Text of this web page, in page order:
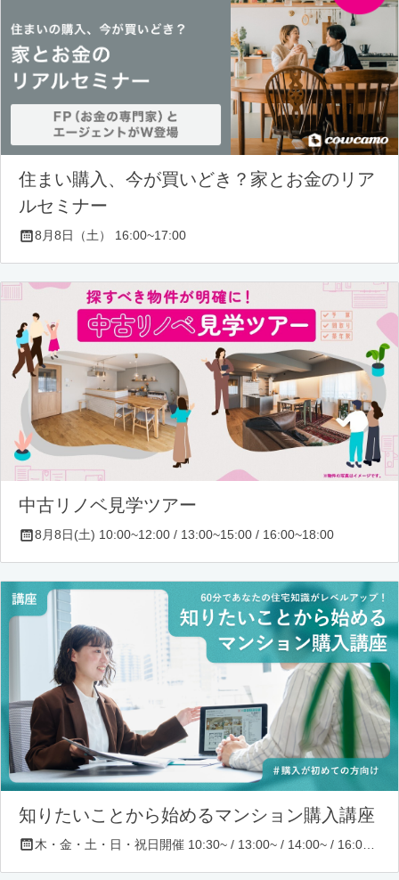
住まい購入、今が買いどき？家とお金のリア
ルセミナー
8月8日（土） 16:00~17:00
中古リノベ見学ツアー
8月8日(土) 10:00~12:00 / 13:00~15:00 / 16:00~18:00
知りたいことから始めるマンション購入講座